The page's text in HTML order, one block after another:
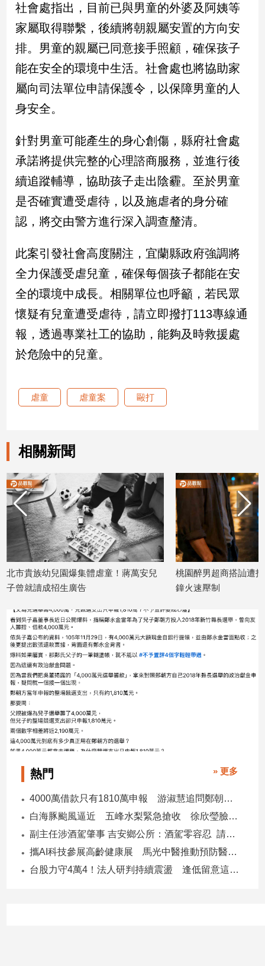
南
台
灣
觀
南
台
觀
點
娛
樂
樂
聞
流
行/
時
尚
追
生
建
室
內
設
計
旅
遊/
食
星
命
理
消
費
健
康/
親
子/
感
情
藝
術
創
／
推
社會處指出，目前已與男童的外婆及阿姨等
家屬取得聯繫，後續將朝親屬安置的方向安
排。男童的親屬已同意接手照顧，確保孩子
能在安全的環境中生活。社會處也將協助家
屬向司法單位申請保護令，以保障男童的人
身安全。
針對男童可能產生的身心創傷，縣府社會處
承諾將提供完整的心理諮商服務，並進行後
續追蹤輔導，協助孩子走出陰霾。至於男童
是否確實遭受虐待，以及施虐者的身分確
認，將交由警方進行深入調查釐清。
此案引發社會高度關注，宜蘭縣政府強調將
全力保護受虐兒童，確保每個孩子都能在安
全的環境中成長。相關單位也呼籲，若民眾
懷疑有兒童遭受虐待，請立即撥打113專線通
報，透過專業社工的協助，能夠及時救援處
於危險中的兒童。
虐童 虐童案 毆打
相關新聞
爆集體虐童！蔣萬安兒
廣告
桃園醉男超商搭訕遭拒暴打正妹！警3
熱門 » 更多
4000萬借款只有1810萬申報 游淑慧追問鄭朝方：2190萬差額去哪了
白海豚颱風逼近 五峰水梨緊急搶收 徐欣瑩臉書急呼「搶救五峰水梨」
副主任涉酒駕肇事 吉安鄉公所：酒駕零容忍 請辭獲准
攜AI科技參展高齡健康展 馬光中醫推動預防醫學迎接長壽新經濟
台股力守4萬4！法人研判持續震盪 逢低留意這些族群